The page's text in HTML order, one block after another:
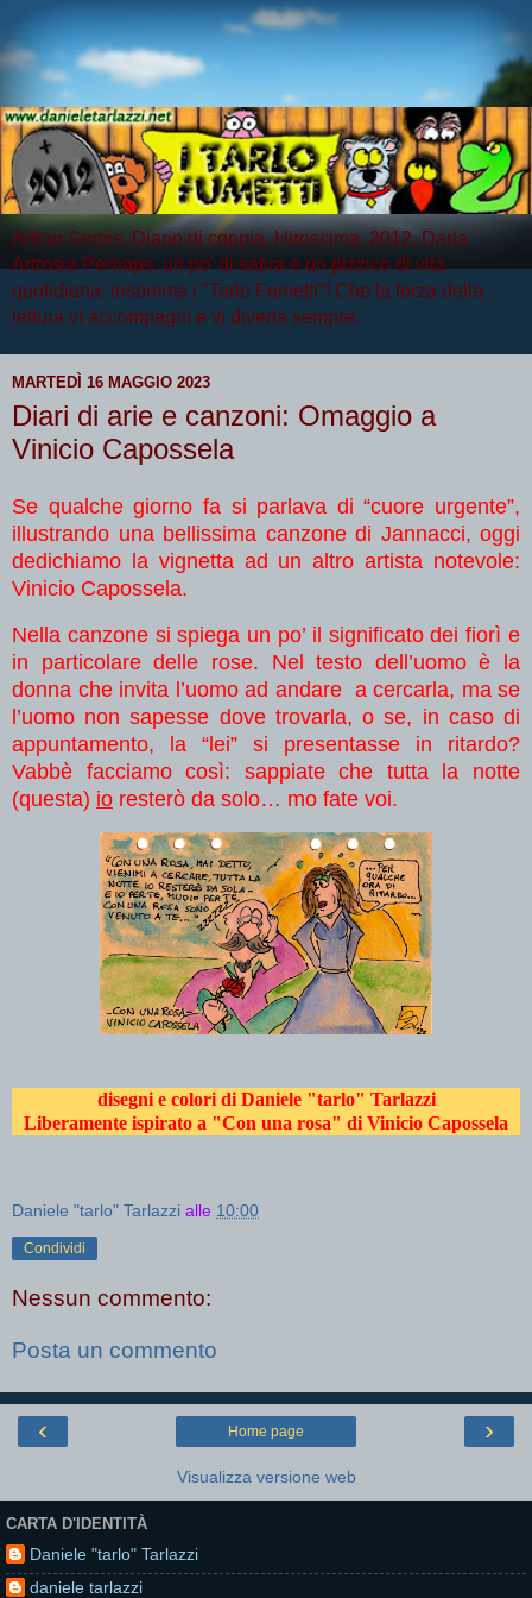
Arthur Serpis, Diario di coppia, Hiroscima, 2012, Darla
Artrosia Perhaps, un po' di satira e un pizzico di vita
quotidiana: insomma i "Tarlo Fumetti"! Che la forza della
lettura vi accompagni e vi diverta sempre.
MARTEDÌ 16 MAGGIO 2023
Diari di arie e canzoni: Omaggio a
Vinicio Capossela
Se qualche giorno fa si parlava di “cuore urgente”,
illustrando una bellissima canzone di Jannacci, oggi
dedichiamo la vignetta ad un altro artista notevole:
Vinicio Capossela.
Nella canzone si spiega un po’ il significato dei fiorì e
in particolare delle rose. Nel testo dell’uomo è la
donna che invita l’uomo ad andare a cercarla, ma se
l’uomo non sapesse dove trovarla, o se, in caso di
appuntamento, la “lei” si presentasse in ritardo?
Vabbè facciamo così: sappiate che tutta la notte
(questa) io resterò da solo… mo fate voi.
disegni e colori di Daniele "tarlo" Tarlazzi
Liberamente ispirato a "Con una rosa" di Vinicio Capossela
Daniele "tarlo" Tarlazzi alle 10:00
Condividi
Nessun commento:
Posta un commento
‹ ›
Home page
Visualizza versione web
CARTA D'IDENTITÀ
Daniele "tarlo" Tarlazzi
daniele tarlazzi